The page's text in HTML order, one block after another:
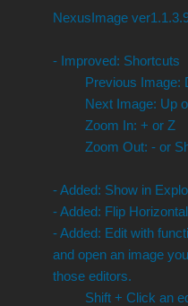
NexusImage
- Improved: Shortcuts
Previous Image:
Next Image: Up or
Zoom In: + or Z
Zoom Out: - or
- Added: Show in
- Added: Flip
- Added: Edit with
and open an image
those editors.
Shift + Click an